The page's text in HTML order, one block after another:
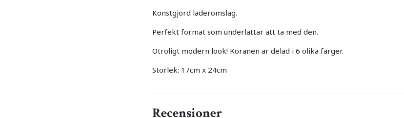
Konstgjord läderomslag.
Perfekt format som underlättar att ta med den.
Otroligt modern look! Koranen är delad i 6 olika färger.
Storlek: 17cm x 24cm
Recensioner